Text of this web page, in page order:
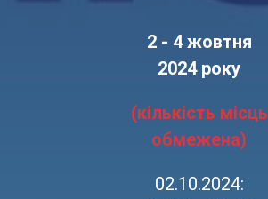
2 - 4 жовтня
2024 року
(кількість місць
обмежена)
02.10.2024: